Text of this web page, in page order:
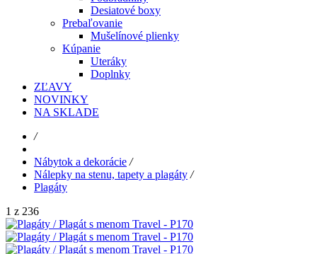
Desiatové boxy
Prebaľovanie
Mušelínové plienky
Kúpanie
Uteráky
Doplnky
ZĽAVY
NOVINKY
NA SKLADE
/
Nábytok a dekorácie /
Nálepky na stenu, tapety a plagáty /
Plagáty
1 z 236